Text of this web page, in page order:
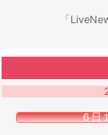
「
６日１